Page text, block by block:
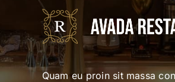
Quam eu proin sit massa